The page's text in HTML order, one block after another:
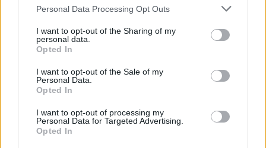
Please note that this website/app uses one or more Google
not limited to your visit or usage behaviour. You may click to
grant or deny consent to Google and its third-party tags to
use your data for below specified purposes in below Google
consent section.
Personal Data Processing Opt Outs
I want to opt-out of the Sharing of my
personal data.
Opted In
I want to opt-out of the Sale of my
Personal Data.
Opted In
I want to opt-out of processing my
Personal Data for Targeted Advertising.
Opted In
Életmód
Kemény bírálatot kapott társkeresős fotójára ez a
nő, meglepve látta, milyen sok nő ért egyet a
Az ausztrál nő egyáltalán nem érette, mi a baj a közzétett
fényképpel, de fotója olyan vitát indított el egy női
csoportban, hogy az adminok kénytelenek voltak
közbelépni.